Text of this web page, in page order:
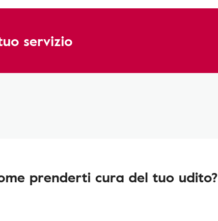
servizio
prenderti cura del tuo udito?